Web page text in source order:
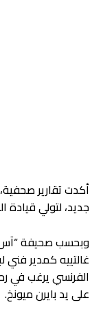
أكدت تقارير
جديد، لتولي
وبحسب صحيفة
غالتييه كمدير فني
الفرنسي يرغب في
على يد بايرن ميونخ.